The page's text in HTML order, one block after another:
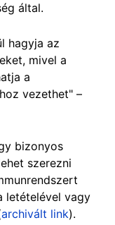
által.
hagyja az
mivel a
a
vezethet" –
bizonyos
szerezni
letételével vagy
archivált link).